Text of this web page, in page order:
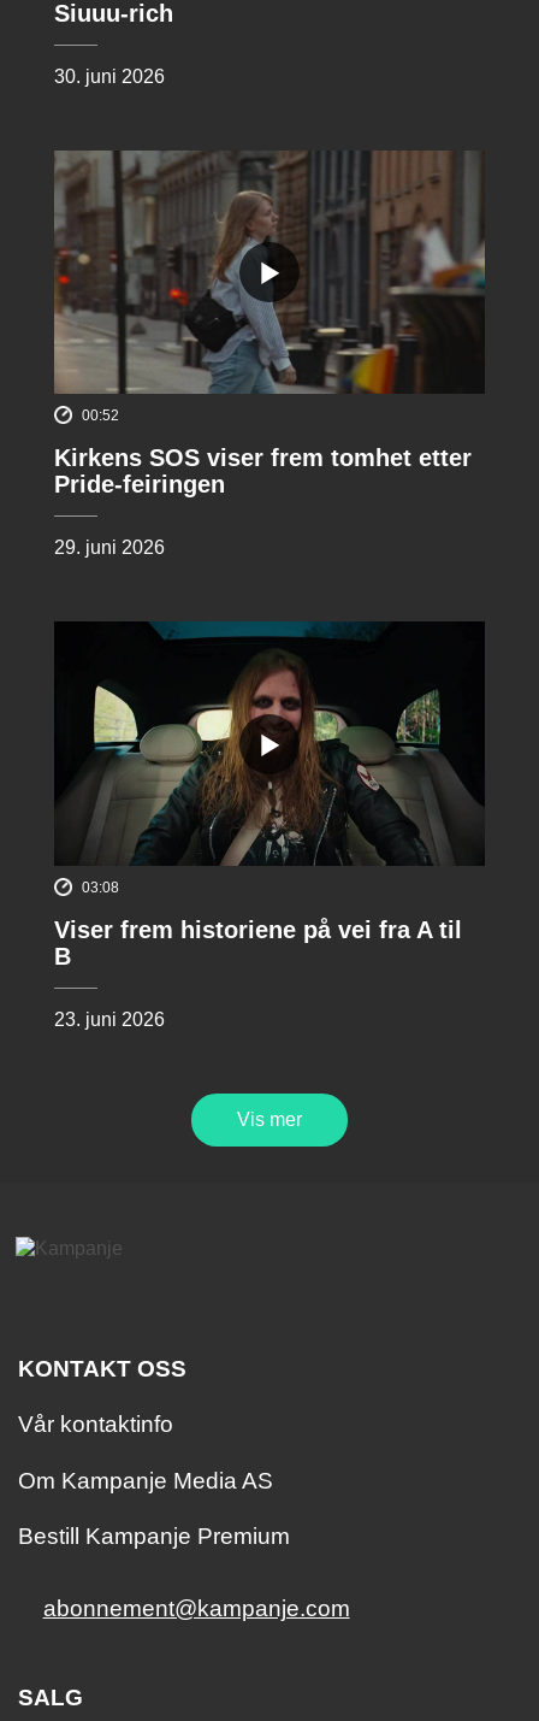
Siuuu-rich
30. juni 2026
00:52
Kirkens SOS viser frem tomhet etter
Pride-feiringen
29. juni 2026
03:08
Viser frem historiene på vei fra A til
B
23. juni 2026
Vis mer
KONTAKT OSS
Vår kontaktinfo
Om Kampanje Media AS
Bestill Kampanje Premium
abonnement@kampanje.com
SALG